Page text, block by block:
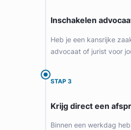
Inschakelen
Heb je een kansrijke
advocaat of jurist voor
STAP 3
Krijg direct een
Binnen een werkdag